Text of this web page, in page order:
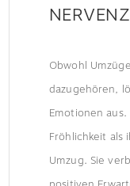
Obwohl
dazugehören,
Emotionen
Fröhlichkeit als
Umzug. Sie